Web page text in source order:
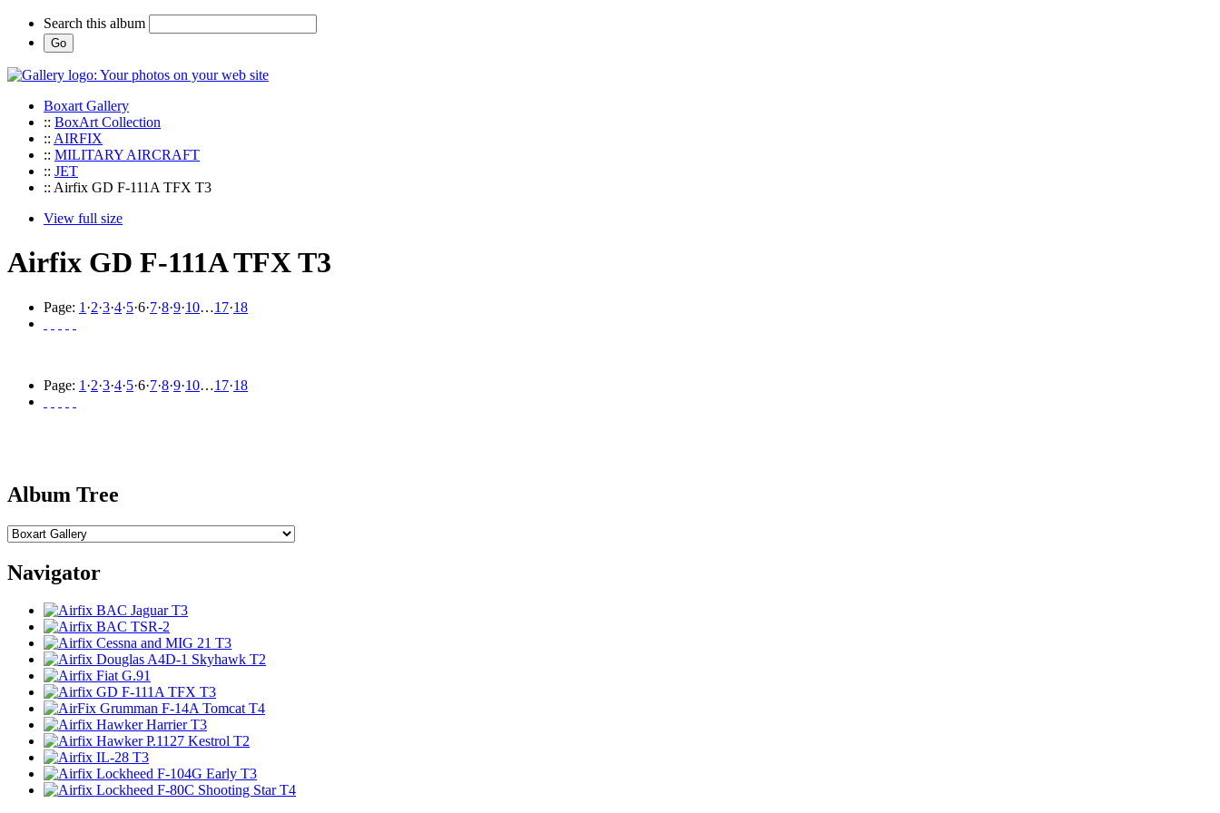
Search this album
Boxart Gallery
:: BoxArt Collection
:: AIRFIX
:: MILITARY AIRCRAFT
:: JET
:: Airfix GD F-111A TFX T3
View full size
Airfix GD F-111A TFX T3
Page: 1 ·2·3·4·5·6·7·8·9·10…17·18
Page: 1 ·2·3·4·5·6·7·8·9·10…17·18
Album Tree
Navigator